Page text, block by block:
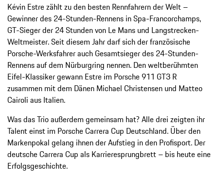
Kévin Estre zählt zu den besten Rennfahrern der Welt –
Gewinner des 24-Stunden-Rennens in Spa-Francorchamps,
GT-Sieger der 24 Stunden von Le Mans und Langstrecken-
Weltmeister. Seit diesem Jahr darf sich der französische
Porsche-Werksfahrer auch Gesamtsieger des 24-Stunden-
Rennens auf dem Nürburgring nennen. Den weltberühmten
Eifel-Klassiker gewann Estre im Porsche 911 GT3 R
zusammen mit dem Dänen Michael Christensen und Matteo
Cairoli aus Italien.
Was das Trio außerdem gemeinsam hat? Alle drei zeigten ihr
Talent einst im Porsche Carrera Cup Deutschland. Über den
Markenpokal gelang ihnen der Aufstieg in den Profisport. Der
deutsche Carrera Cup als Karrieresprungbrett – bis heute eine
Erfolgsgeschichte.